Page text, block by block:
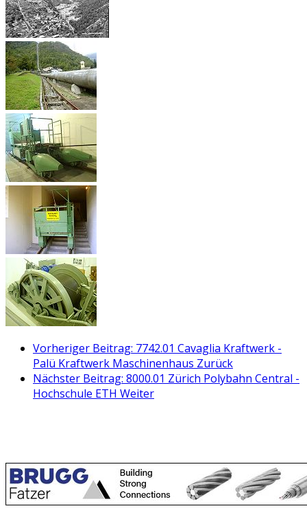
Vorheriger Beitrag: 7742.01 Cavaglia Kraftwerk -
Palü Kraftwerk Maschinenhaus Zurück
Nächster Beitrag: 8000.01 Zürich Polybahn Central -
Hochschule ETH Weiter